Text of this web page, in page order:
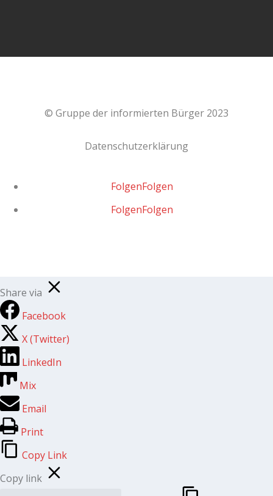
© Gruppe der informierten Bürger 2023
Datenschutzerklärung
FolgenFolgen
FolgenFolgen
Share via
Facebook
X (Twitter)
LinkedIn
Mix
Email
Print
Copy Link
Copy link